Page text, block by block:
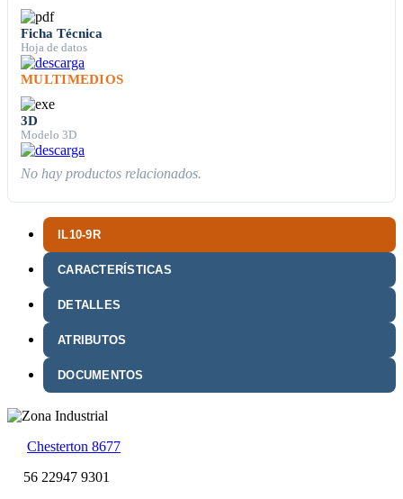
IL10-9R
CARACTERÍSTICAS
DETALLES
ATRIBUTOS
DOCUMENTOS
Ficha Técnica
Hoja de datos
MULTIMEDIOS
3D
Modelo 3D
No hay productos relacionados.
Chesterton 8677
56 22947 9301